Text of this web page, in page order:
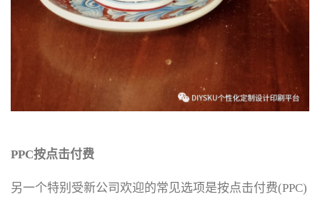
PPC按点击付费
另一个特别受新公司欢迎的常见选项是按点击付费(PPC)